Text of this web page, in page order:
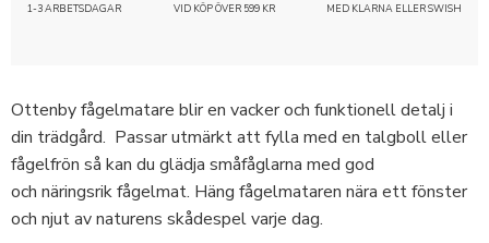
1-3 ARBETSDAGAR VID KÖP ÖVER 599 KR MED KLARNA ELLER SWISH
Ottenby fågelmatare blir en vacker och funktionell detalj i
din trädgård. Passar utmärkt att fylla med en talgboll eller
fågelfrön så kan du glädja småfåglarna med god
och näringsrik fågelmat. Häng fågelmataren nära ett fönster
och njut av naturens skådespel varje dag.